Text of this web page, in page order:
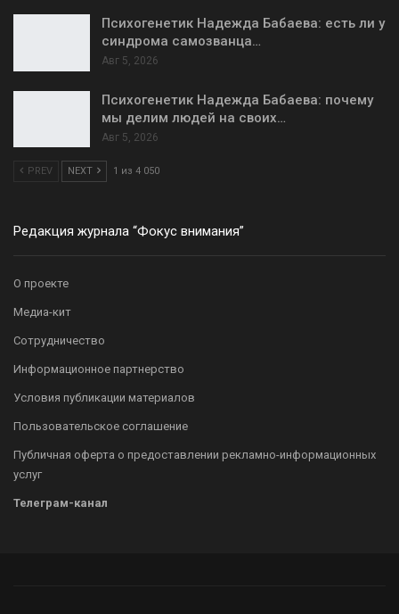
Психогенетик Надежда Бабаева: есть ли у
синдрома самозванца…
Авг 5, 2026
Психогенетик Надежда Бабаева: почему
мы делим людей на своих…
Авг 5, 2026
PREV NEXT 1 из 4 050
Редакция журнала “Фокус внимания”
О проекте
Медиа-кит
Сотрудничество
Информационное партнерство
Условия публикации материалов
Пользовательское соглашение
Публичная оферта о предоставлении рекламно-информационных
услуг
Телеграм-канал